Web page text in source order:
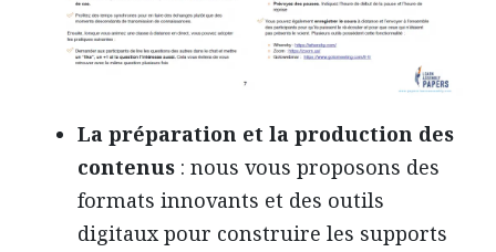
La préparation et la production des
contenus : nous vous proposons des
formats innovants et des outils
digitaux pour construire les supports